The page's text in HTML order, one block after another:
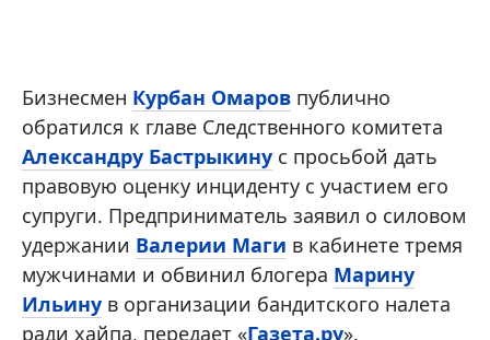
Бизнесмен Курбан Омаров публично
обратился к главе Следственного комитета
Александру Бастрыкину с просьбой дать
правовую оценку инциденту с участием его
супруги. Предприниматель заявил о силовом
удержании Валерии Маги в кабинете тремя
мужчинами и обвинил блогера Марину
Ильину в организации бандитского налета
ради хайпа, передает «Газета.ру».